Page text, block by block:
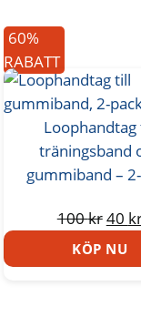
60%
RABATT
Loophandtag
träningsband
gummiband –
100krDet
40
KÖP NU